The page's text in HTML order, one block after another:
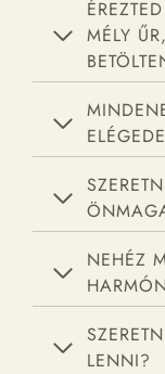
MÉLY
NEHÉZ
LENNI?